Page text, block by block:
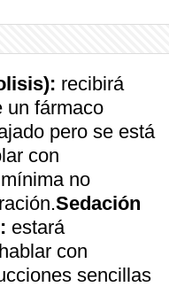
recibirá
un fármaco
pero se está
con
no
Sedación
estará
con
sencillas